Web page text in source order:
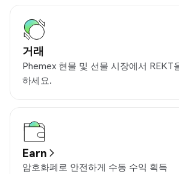
거래
Phemex 현물 및 선물 시장에서 REKT
하세요.
Earn
암호화폐로 안전하게 수동 수익 획득